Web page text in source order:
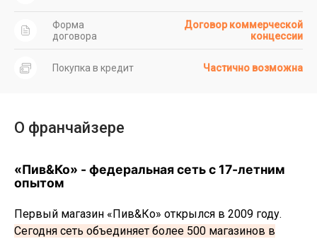
Форма
договора
Договор коммерческой
концессии
Покупка в кредит Частично возможна
О франчайзере
«Пив&Ко» - федеральная сеть с 17-летним
опытом
Первый магазин «Пив&Ко» открылся в 2009 году.
Сегодня сеть объединяет более 500 магазинов в